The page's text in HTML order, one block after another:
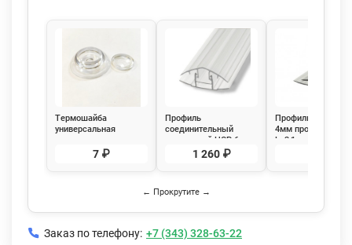
Термошайба
универсальная
7 ₽
Профиль
соединительный
разъемный НCР 6-
10мм прозрачный
1 260 ₽
Профиль торцевой
4мм прозрачный
L=2,1м
← Прокрутите →
Заказ по телефону: +7 (343) 328-63-22